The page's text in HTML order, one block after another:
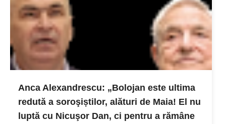
Anca Alexandrescu: „Bolojan este ultima
redută a soroşiștilor, alături de Maia! El nu
luptă cu Nicuşor Dan, ci pentru a rămâne